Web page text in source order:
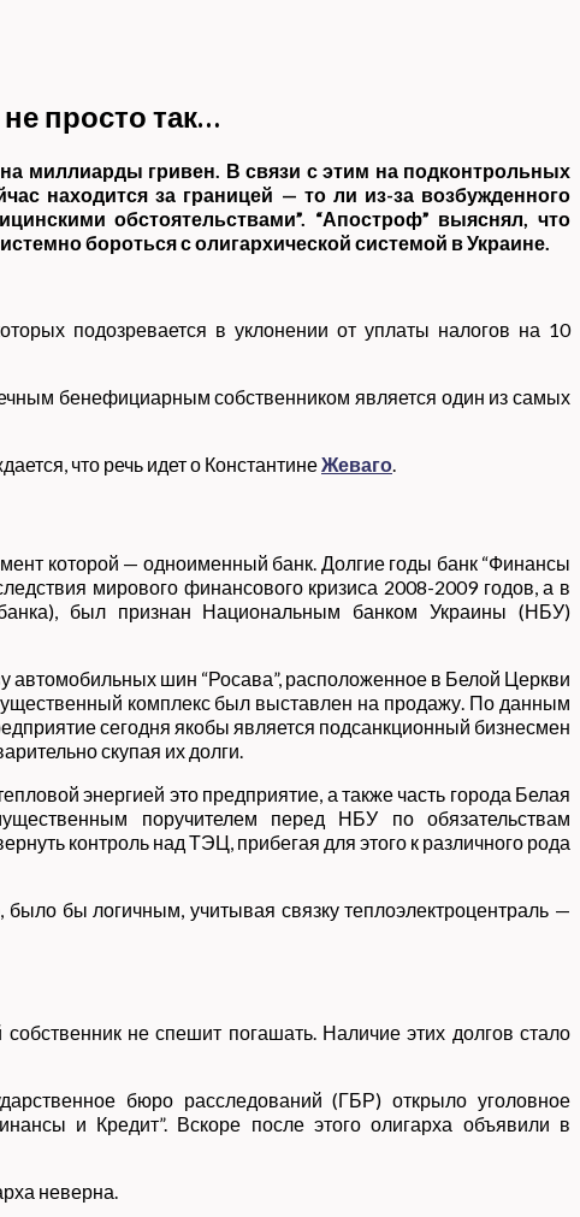
просто так…
миллиарды гривен. В связи с этим на подконтрольных
находится за границей — то ли из-за возбужденного
обстоятельствами”. “Апостроф” выяснял, что
бороться с олигархической системой в Украине.
подозревается в уклонении от уплаты налогов на 10
бенефициарным собственником является один из самых
что речь идет о КонстантинеЖеваго.
которой — одноименный банк. Долгие годы банк “Финансы
мирового финансового кризиса 2008-2009 годов, а в
был признан Национальным банком Украины (НБУ)
автомобильных шин “Росава”, расположенное в Белой Церкви
комплекс был выставлен на продажу. По данным
сегодня якобы является подсанкционный бизнесмен
скупая их долги.
энергией это предприятие, а также часть города Белая
поручителем перед НБУ по обязательствам
контроль над ТЭЦ, прибегая для этого к различного рода
бы логичным, учитывая связку теплоэлектроцентраль —
не спешит погашать. Наличие этих долгов стало
бюро расследований (ГБР) открыло уголовное
и Кредит”. Вскоре после этого олигарха объявили в
неверна.